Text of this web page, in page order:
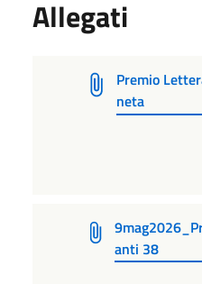
Allegati
Premio
neta
anti 38